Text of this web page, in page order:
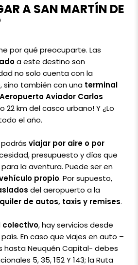
A SAN MARTÍN DE
por qué preocuparte. Las
a este destino son
no solo cuenta con la
, sino también con una terminal
Aeropuerto Aviador Carlos
22 km del casco urbano! Y ¿Lo
el año.
podrásviajar por aire o por
presupuesto y días que
la aventura. Puede ser en
propio. Por supuesto,
del aeropuerto a la
de autos, taxis y remises.
colectivo, hay servicios desde
En caso que viajes en auto –
hasta Neuquén Capital- debes
5, 35, 152 Y 143; la Ruta